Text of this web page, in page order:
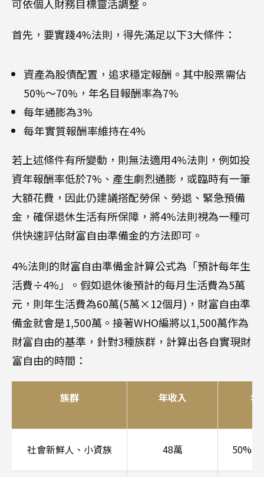
可依個人財務目標靈活調整。
首先，要實踐4%法則，得先滿足以下3大條件：
資產為股債配置，追求穩定報酬。其中股票需佔
50%～70%，年名目報酬率為7%
每年通膨為3%
每年實質報酬率維持在4%
若上述條件有所變動，則無法適用4%法則，例如投
資年報酬率低於7%、產生劇烈通膨，或臨時有一筆
大額花費，因此仍建議搭配勞保、勞退、緊急預備
金，確保退休生活有所保障，將4%法則視為一種可
供快速評估財富自由準備金的方法即可。
4%法則的財富自由準備金計算公式為「預計每年生
活費÷4%」。假如退休後預計的每月生活費為5萬
元，則年生活費為60萬(5萬×12個月)，財富自由準
備金就會是1,500萬。接著WHO編將以1,500萬作為
財富自由的基準，針對3種族群，計算出各自實現財
富自由的時間：
族群 年收入 年
社會新鮮人、小資族 48萬 50%(